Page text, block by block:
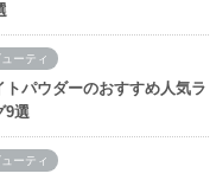
ーティ
トパウダーのおすすめ人気ラ
9選
ーティ